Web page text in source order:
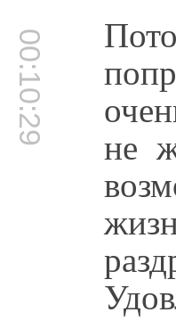
00:10:29 не